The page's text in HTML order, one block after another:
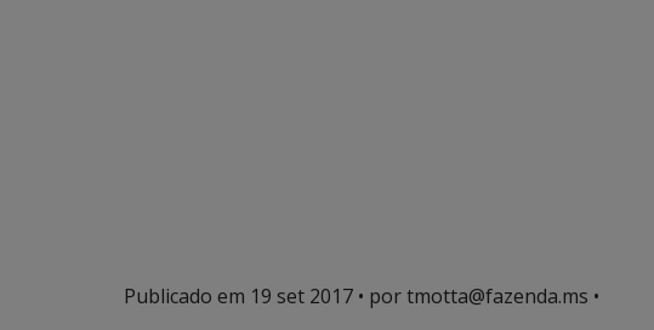
Publicado em 19 set 2017 • por tmotta@fazenda.ms •